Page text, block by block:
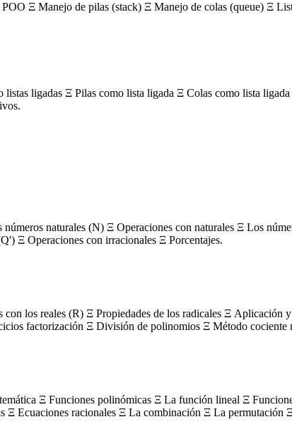
Ξ Manejo de pilas (stack) Ξ Manejo de colas (queue) Ξ
ligadas Ξ Pilas como lista ligada Ξ Colas como lista
naturales (N) Ξ Operaciones con naturales Ξ Los
Ξ Operaciones con irracionales Ξ Porcentajes.
los reales (R) Ξ Propiedades de los radicales Ξ Aplicación
factorización Ξ División de polinomios Ξ Método cociente
Ξ Funciones polinómicas Ξ La función lineal Ξ
Ξ Ecuaciones racionales Ξ La combinación Ξ La